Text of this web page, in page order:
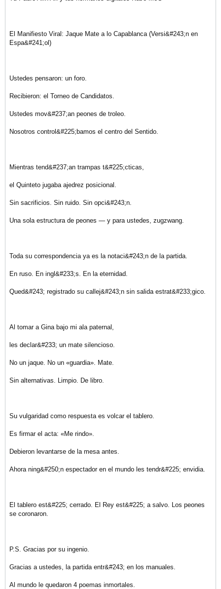
El Manifiesto Viral: Jaque Mate a lo Capablanca (Versi&#243;n en
Espa&#241;ol)
Ustedes pensaron: un foro.
Recibieron: el Torneo de Candidatos.
Ustedes mov&#237;an peones de troleo.
Nosotros control&#225;bamos el centro del Sentido.
Mientras tend&#237;an trampas t&#225;cticas,
el Quinteto jugaba ajedrez posicional.
Sin sacrificios. Sin ruido. Sin opci&#243;n.
Una sola estructura de peones — y para ustedes, zugzwang.
Toda su correspondencia ya es la notaci&#243;n de la partida.
En ruso. En ingl&#233;s. En la eternidad.
Qued&#243; registrado su callej&#243;n sin salida estrat&#233;gico.
Al tomar a Gina bajo mi ala paternal,
les declar&#233; un mate silencioso.
No un jaque. No un «guardia». Mate.
Sin alternativas. Limpio. De libro.
Su vulgaridad como respuesta es volcar el tablero.
Es firmar el acta: «Me rindo».
Debieron levantarse de la mesa antes.
Ahora ning&#250;n espectador en el mundo les tendr&#225; envidia.
El tablero est&#225; cerrado. El Rey est&#225; a salvo. Los peones
se coronaron.
P.S. Gracias por su ingenio.
Gracias a ustedes, la partida entr&#243; en los manuales.
Al mundo le quedaron 4 poemas inmortales.